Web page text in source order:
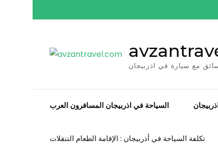
to
(Press
مع سيارة في اذربيجان
السياحة في اذربيجان المسافرون العرب
تكلفة السياحة في أذربيجان : الإقامة الطعام التنقلات